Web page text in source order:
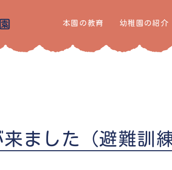
本園の教育 幼稚園の紹介
来ました（避難訓